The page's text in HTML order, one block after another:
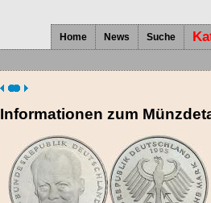
Home News Suche
Informationen zum